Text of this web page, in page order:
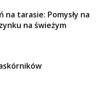
tarasie: Pomysły na
na świeżym